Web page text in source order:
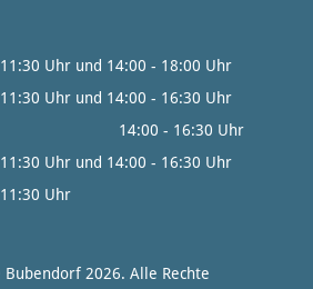
Uhr und 14:00 - 18:00 Uhr
Uhr und 14:00 - 16:30 Uhr
- 16:30 Uhr
Uhr und 14:00 - 16:30 Uhr
Uhr
2026. Alle Rechte